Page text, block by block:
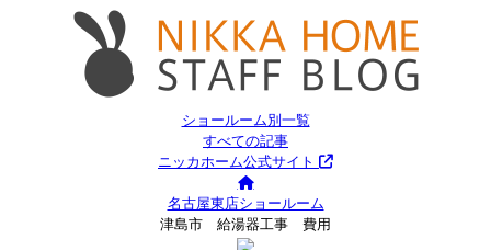
ショールーム別一覧
すべての記事
ニッカホーム公式サイト
名古屋東店ショールーム
津島市 給湯器工事 費用